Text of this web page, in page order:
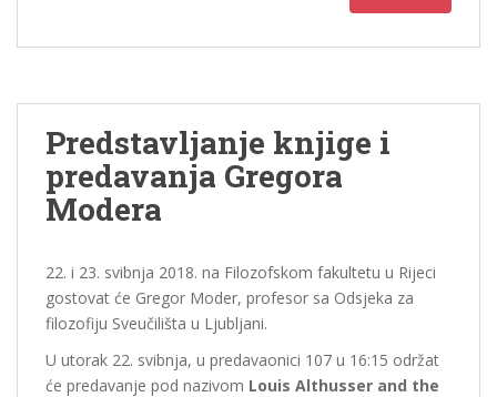
Predstavljanje knjige i
predavanja Gregora
Modera
22. i 23. svibnja 2018. na Filozofskom fakultetu u Rijeci
gostovat će Gregor Moder, profesor sa Odsjeka za
filozofiju Sveučilišta u Ljubljani.
U utorak 22. svibnja, u predavaonici 107 u 16:15 održat
će predavanje pod nazivom Louis Althusser and the